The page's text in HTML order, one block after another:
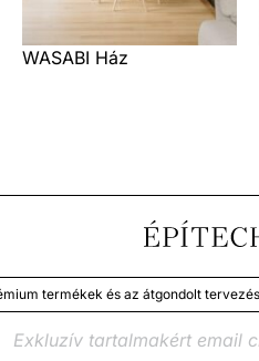
WASABI Ház
és az átgondolt tervezésű